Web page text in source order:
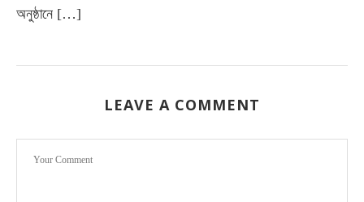
অনুষ্ঠানে […]
LEAVE A COMMENT